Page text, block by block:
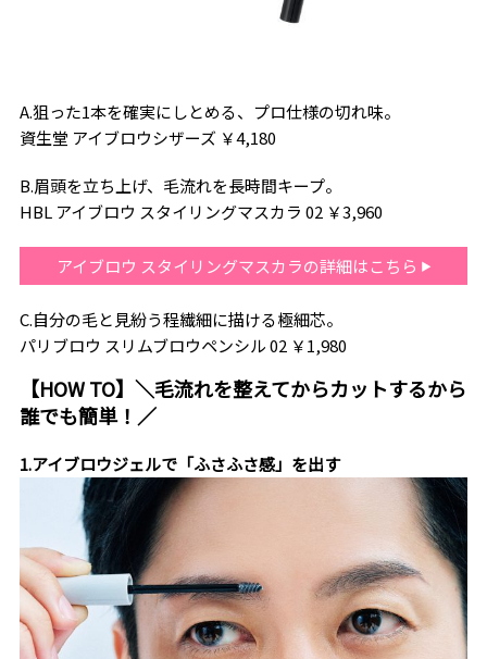
A.狙った1本を確実にしとめる、プロ仕様の切れ味。
資生堂 アイブロウシザーズ ￥4,180
B.眉頭を立ち上げ、毛流れを長時間キープ。
HBL アイブロウ スタイリングマスカラ 02 ￥3,960
アイブロウ スタイリングマスカラの詳細はこちら
C.自分の毛と見紛う程繊細に描ける極細芯。
パリブロウ スリムブロウペンシル 02 ￥1,980
【HOW TO】＼毛流れを整えてからカットするから
誰でも簡単！／
1.アイブロウジェルで「ふさふさ感」を出す